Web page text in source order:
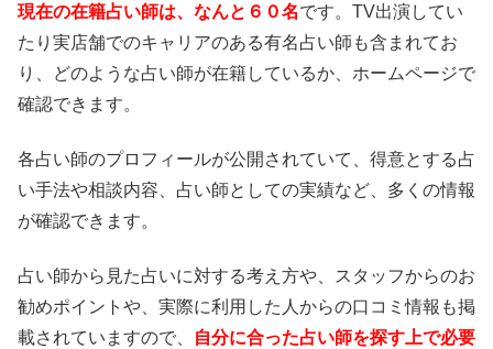
現在の在籍占い師は、なんと６０名です。TV出演してい
たり実店舗でのキャリアのある有名占い師も含まれてお
り、どのような占い師が在籍しているか、ホームページで
確認できます。
各占い師のプロフィールが公開されていて、得意とする占
い手法や相談内容、占い師としての実績など、多くの情報
が確認できます。
占い師から見た占いに対する考え方や、スタッフからのお
勧めポイントや、実際に利用した人からの口コミ情報も掲
載されていますので、
自分に合った占い師を探す上で必要